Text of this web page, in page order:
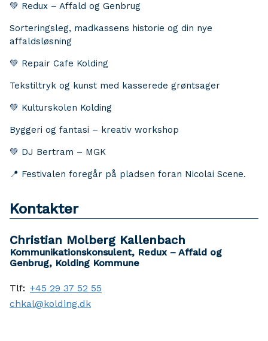
💚 Redux – Affald og Genbrug
Sorteringsleg, madkassens historie og din nye
affaldsløsning
💚 Repair Cafe Kolding
Tekstiltryk og kunst med kasserede grøntsager
💚 Kulturskolen Kolding
Byggeri og fantasi – kreativ workshop
💚 DJ Bertram – MGK
📍 Festivalen foregår på pladsen foran Nicolai Scene.
Kontakter
Christian Molberg Kallenbach
Kommunikationskonsulent, Redux – Affald og
Genbrug, Kolding Kommune
Tlf: +45 29 37 52 55
chkal@kolding.dk